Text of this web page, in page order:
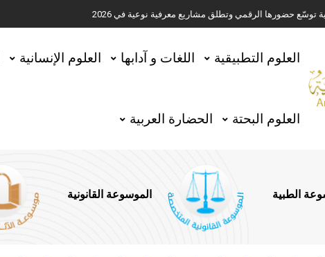
توسّع حضورها الرقمي وتطلق مشاريع معرفية نوعية في 2026
العالمي للغة العربية 2025
الطباع مدير عام لهيئة الموسوعة العربية
صالح وزيرا للثقافة
من موسوعة الآثار في سورية
العلوم التطبيقية اللغات و آدابها العلوم الإنسانية
العلوم البحتة الحضارة العربية
الطبية الموسوعة القانونية